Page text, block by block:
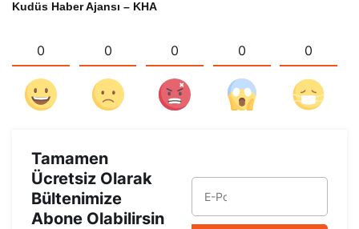
Kudüs Haber Ajansı – KHA
0 0 0 0 0
Tamamen
Ücretsiz Olarak
Bültenimize
Abone Olabilirsin